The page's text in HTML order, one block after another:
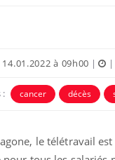
à 09h00 | |
: cancer décès
le télétravail
Youtube